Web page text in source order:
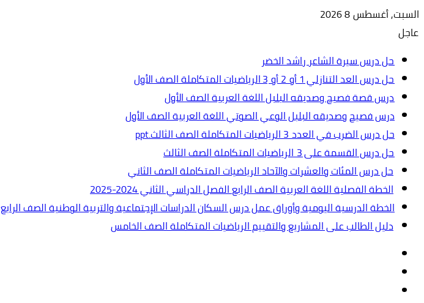
السبت, أغسطس 8 2026
عاجل
حل درس سيرة الشاعر راشد الخضر
حل درس العد التنازلي 1 أو 2 أو 3 الرياضيات المتكاملة الصف الأول
درس قصة فصيح وصديقه البلبل اللغة العربية الصف الأول
درس فصيح وصديقه البلبل الوعي الصوتي اللغة العربية الصف الأول
حل درس الضرب في العدد 3 الرياضيات المتكاملة الصف الثالث.ppt
حل درس القسمة على 3 الرياضيات المتكاملة الصف الثالث
حل درس المئات والعشرات والآحاد الرياضيات المتكاملة الصف الثاني
الخطة الفصلية اللغة العربية الصف الرابع الفصل الدراسي الثاني 2024-2025
الخطة الدرسية اليومية وأوراق عمل درس السكان الدراسات الإجتماعية والتربية الوطنية الصف الرابع
دليل الطالب على المشاريع والتقييم الرياضيات المتكاملة الصف الخامس